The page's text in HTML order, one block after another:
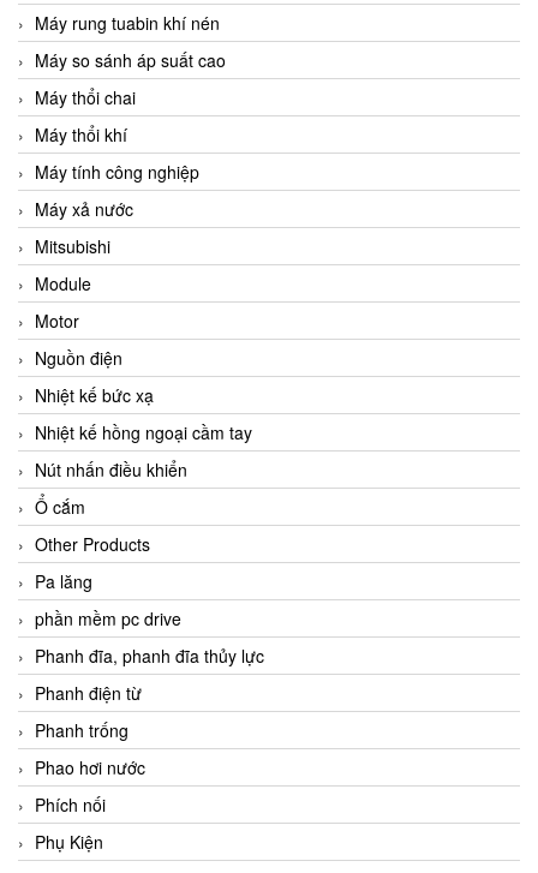
Máy rung tuabin khí nén
Máy so sánh áp suất cao
Máy thổi chai
Máy thổi khí
Máy tính công nghiệp
Máy xả nước
Mitsubishi
Module
Motor
Nguồn điện
Nhiệt kế bức xạ
Nhiệt kế hồng ngoại cầm tay
Nút nhấn điều khiển
Ổ cắm
Other Products
Pa lăng
phần mềm pc drive
Phanh đĩa, phanh đĩa thủy lực
Phanh điện từ
Phanh trống
Phao hơi nước
Phích nối
Phụ Kiện